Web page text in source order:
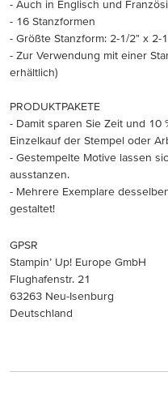
- Auch in Englisch und
- 16 Stanzformen
- Größte Stanzform: 2-1/2" x 2-
- Zur Verwendung mit einer
erhältlich)
PRODUKTPAKETE
- Damit sparen Sie Zeit und 10
Einzelkauf der Stempel oder
- Gestempelte Motive lassen
ausstanzen.
- Mehrere Exemplare
gestaltet!
GPSR
Stampin’ Up! Europe GmbH
Flughafenstr. 21
63263 Neu-Isenburg
Deutschland